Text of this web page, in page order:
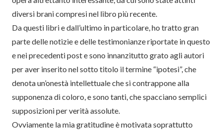
diversi brani compresi nel libro più recente.
Da questi libri e dall’ultimo in particolare, ho tratto gran
parte delle notizie e delle testimonianze riportate in questo
e nei precedenti post e sono innanzitutto grato agli autori
per aver inserito nel sotto titolo il termine “ipotesi”, che
denota un’onestà intellettuale che si contrappone alla
supponenza di coloro, e sono tanti, che spacciano semplici
supposizioni per verità assolute.
Ovviamente la mia gratitudine è motivata soprattutto